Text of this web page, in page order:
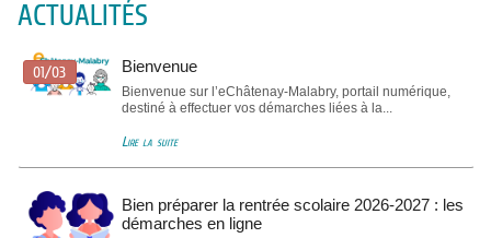
ACTUALITÉS
01/03 Bienvenue
Bienvenue sur l’eChâtenay-Malabry, portail numérique,
destiné à effectuer vos démarches liées à la...
Lire la suite
Bien préparer la rentrée scolaire 2026-2027 : les
démarches en ligne